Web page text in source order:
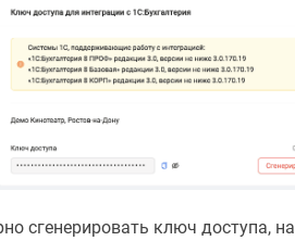
сгенерировать ключ доступа,